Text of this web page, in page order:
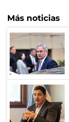
Más noticias